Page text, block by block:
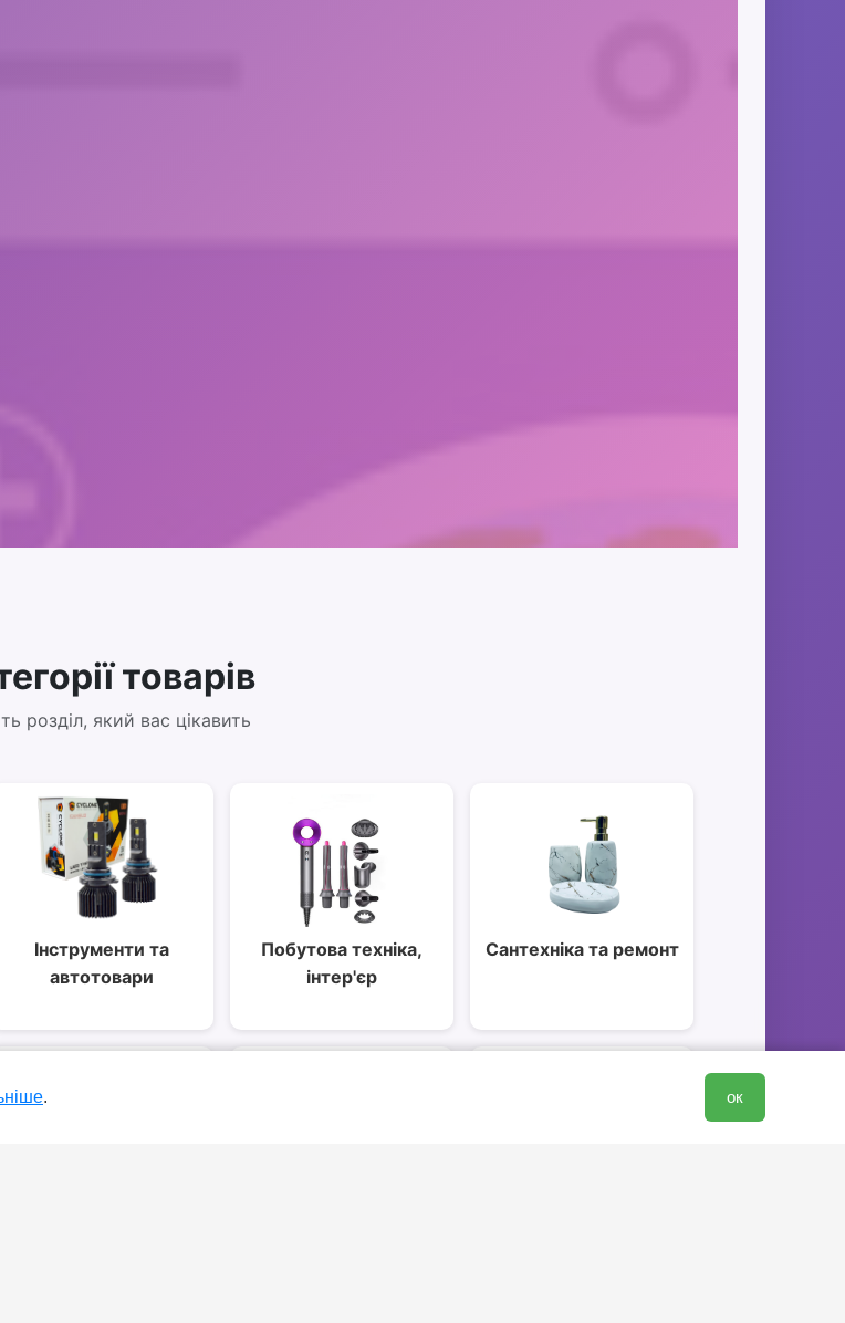
товарів
розділ, який вас цікавить
Інструменти та
автотовари
Побутова техніка,
інтер'єр
Сантехніка та ремонт
. ок